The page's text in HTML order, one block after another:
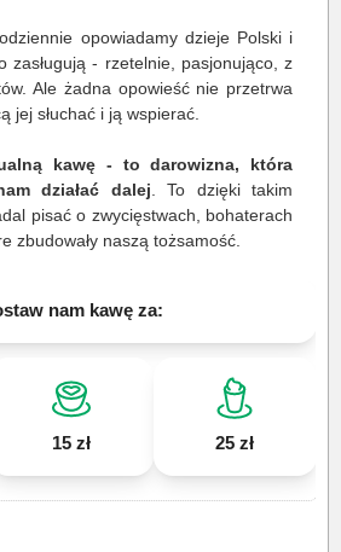
opowiadamy dzieje Polski i
zasługują - rzetelnie, pasjonująco, z
Ale żadna opowieść nie przetrwa
jej słuchać i ją wspierać.
kawę - to darowizna, która
działać dalej . To dzięki takim
pisać o zwycięstwach, bohaterach
zbudowały naszą tożsamość.
nam kawę za:
15 zł 25 zł